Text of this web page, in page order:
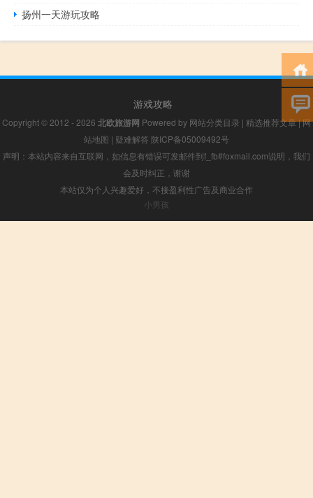
扬州一天游玩攻略
游戏攻略
Copyright © 2012 - 2026 北欧旅游网 Powered by 网站分类目录 | 精选推荐文章|网
站地图 | 疑难解答 陕ICP备05009492号
声明：本站内容来自互联网，如信息有错误可发邮件到f_fb#foxmail.com说明，我们
会及时纠正，谢谢
本站仅为个人兴趣爱好，不接盈利性广告及商业合作
小男孩